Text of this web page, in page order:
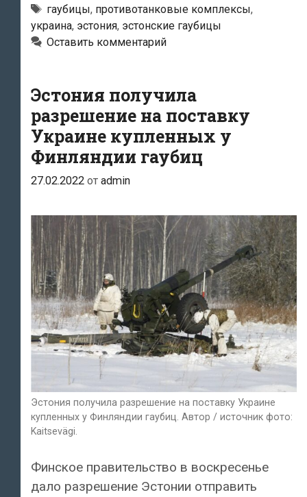
в
Украину
Метки
гаубицы, противотанковые комплексы,
украина, эстония, эстонские гаубицы
Оставить комментарий
Эстония получила
разрешение на поставку
Украине купленных у
Финляндии гаубиц
27.02.2022 от admin
Эстония получила разрешение на поставку Украине
купленных у Финляндии гаубиц. Автор / источник фото:
Kaitsevägi.
Финское правительство в воскресенье
дало разрешение Эстонии отправить